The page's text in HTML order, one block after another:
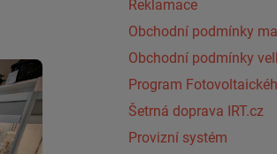
Reklamace
Obchodní podmínky
Obchodní podmínky
Program
Šetrná doprava IRT.cz
Provizní systém